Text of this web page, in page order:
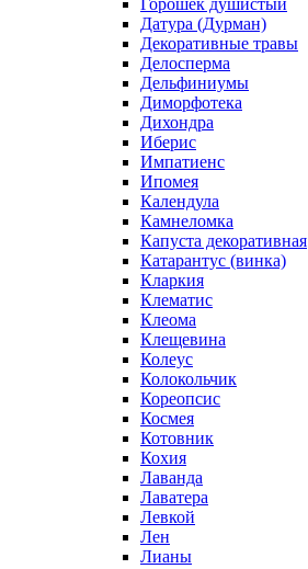
Горошек душистый
Датура (Дурман)
Декоративные травы
Делосперма
Дельфиниумы
Диморфотека
Дихондра
Иберис
Импатиенс
Ипомея
Календула
Камнеломка
Капуста декоративная
Катарантус (винка)
Кларкия
Клематис
Клеома
Клещевина
Колеус
Колокольчик
Кореопсис
Космея
Котовник
Кохия
Лаванда
Лаватера
Левкой
Лен
Лианы